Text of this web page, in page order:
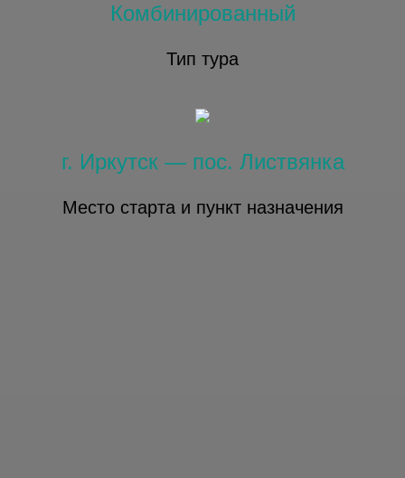
Комбинированный
Тип тура
г. Иркутск — пос. Листвянка
Место старта и пункт назначения